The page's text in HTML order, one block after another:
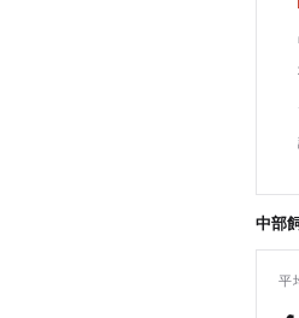
中部
平